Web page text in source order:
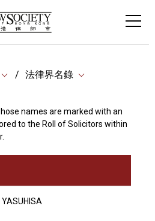
法律界名錄
names are marked with an
to the Roll of Solicitors within
YASUHISA